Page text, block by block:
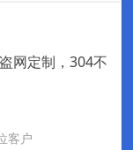
网定制，304不
客户